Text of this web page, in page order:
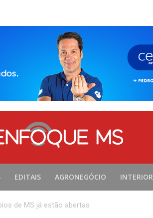
EDITAIS AGRONEGÓCIO INTERIOR
de MS já estão abertas